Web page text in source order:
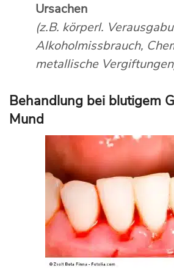
Ursachen
(z.B. körperl.
Alkoholmissbrauch,
metallische
Behandlung bei blutigem
Mund